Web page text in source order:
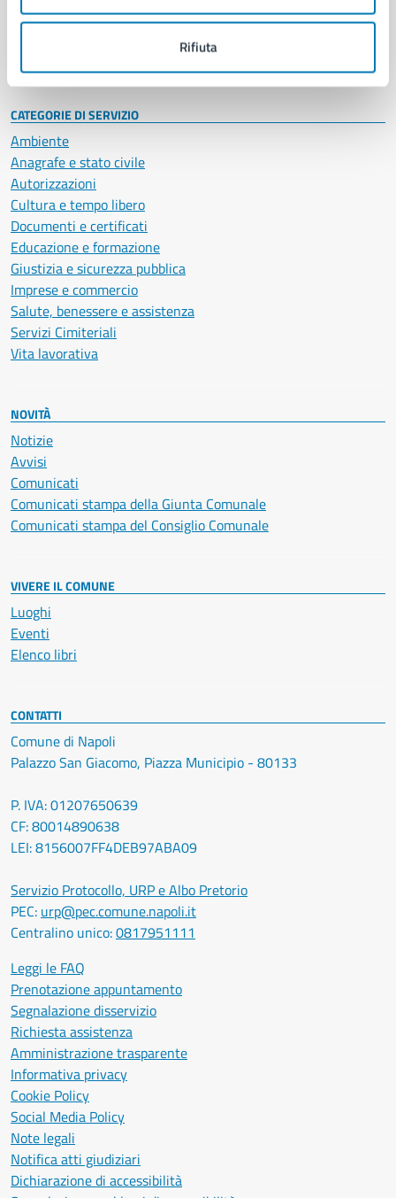
Rifiuta
Personale amministrativo
Intranet, posta aziendale e protocollo
CATEGORIE DI SERVIZIO
Ambiente
Anagrafe e stato civile
Autorizzazioni
Cultura e tempo libero
Documenti e certificati
Educazione e formazione
Giustizia e sicurezza pubblica
Imprese e commercio
Salute, benessere e assistenza
Servizi Cimiteriali
Vita lavorativa
NOVITÀ
Notizie
Avvisi
Comunicati
Comunicati stampa della Giunta Comunale
Comunicati stampa del Consiglio Comunale
VIVERE IL COMUNE
Luoghi
Eventi
Elenco libri
CONTATTI
Comune di Napoli
Palazzo San Giacomo, Piazza Municipio - 80133
P. IVA: 01207650639
CF: 80014890638
LEI: 8156007FF4DEB97ABA09
Servizio Protocollo, URP e Albo Pretorio
PEC: urp@pec.comune.napoli.it
Centralino unico:0817951111
Leggi le FAQ
Prenotazione appuntamento
Segnalazione disservizio
Richiesta assistenza
Amministrazione trasparente
Informativa privacy
Cookie Policy
Social Media Policy
Note legali
Notifica atti giudiziari
Dichiarazione di accessibilità